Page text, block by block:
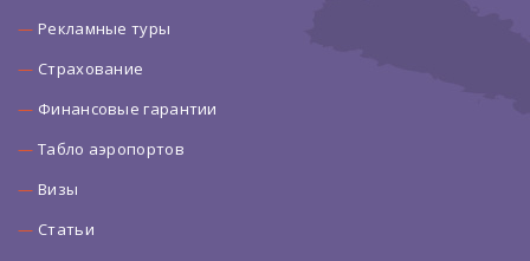
Рекламные туры
Страхование
Финансовые гарантии
Табло аэропортов
Визы
Статьи